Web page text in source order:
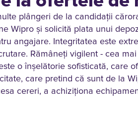
plângeri de la candidații
Wipro și solicită plata unui
angajare. Integritatea este
Rămâneţi vigilent - cea
o înșelătorie sofisticată, care
care pretind că sunt de la
cereri, a achiziționa